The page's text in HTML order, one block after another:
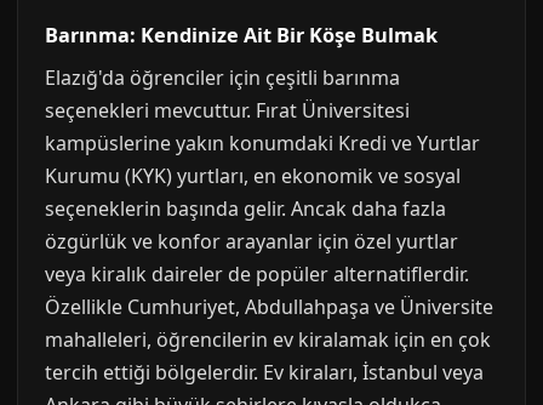
Barınma: Kendinize Ait Bir Köşe Bulmak
Elazığ'da öğrenciler için çeşitli barınma
seçenekleri mevcuttur. Fırat Üniversitesi
kampüslerine yakın konumdaki Kredi ve Yurtlar
Kurumu (KYK) yurtları, en ekonomik ve sosyal
seçeneklerin başında gelir. Ancak daha fazla
özgürlük ve konfor arayanlar için özel yurtlar
veya kiralık daireler de popüler alternatiflerdir.
Özellikle Cumhuriyet, Abdullahpaşa ve Üniversite
mahalleleri, öğrencilerin ev kiralamak için en çok
tercih ettiği bölgelerdir. Ev kiraları, İstanbul veya